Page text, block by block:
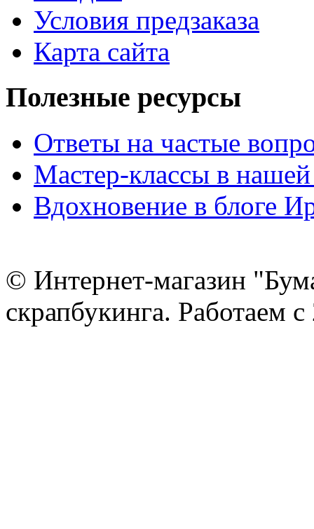
Условия предзаказа
Карта сайта
Полезные ресурсы
Ответы на частые
Мастер-классы в нашей
Вдохновение в блоге
© Интернет-магазин
скрапбукинга. Работаем с